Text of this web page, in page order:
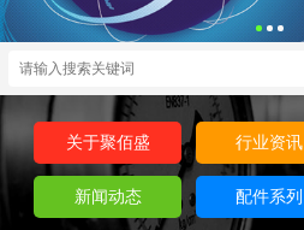
关于聚佰盛 行业资讯
新闻动态 配件系列